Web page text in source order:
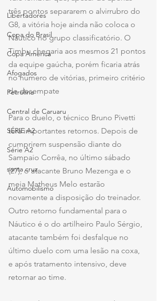
Libertadores
Copa do Brasil
Copa América
Afogados
Petrolina
Central de Caruaru
SÉRIE A2
Série A2
santa cruz
Automobilismo
três pontos separarem o alvirrubro do
G8, a vitória hoje ainda não coloca o
Náutico no grupo classificatório. O
Timbu chegaria aos mesmos 21 pontos
da equipe gaúcha, porém ficaria atrás
no número de vitórias, primeiro critério
de desempate
Para o duelo, o técnico Bruno Pivetti
terá importantes retornos. Depois de
cumprirem suspensão diante do
Sampaio Corrêa, no último sábado
(27), o atacante Bruno Mezenga e o
meia Matheus Melo estarão
novamente a disposição do treinador.
Outro retorno fundamental para o
Náutico é o do artilheiro Paulo Sérgio,
atacante também foi desfalque no
último duelo com uma lesão na coxa,
e após tratamento intensivo, deve
retornar ao time.